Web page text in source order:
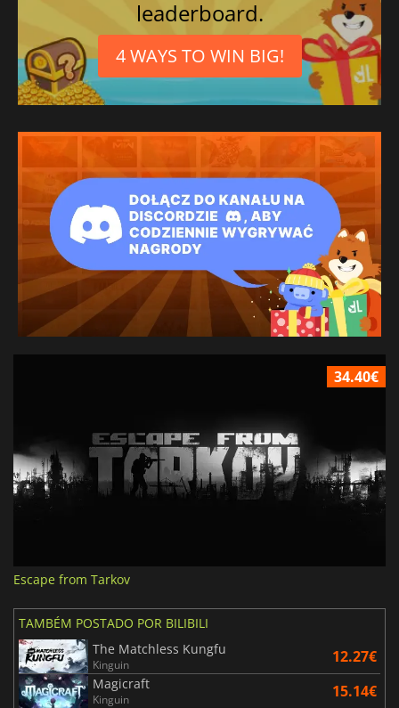
leaderboard.
4 WAYS TO WIN BIG!
34.40€
Escape from Tarkov
TAMBÉM POSTADO POR BILIBILI
The Matchless Kungfu
Kinguin 12.27€
Magicraft
Kinguin 15.14€